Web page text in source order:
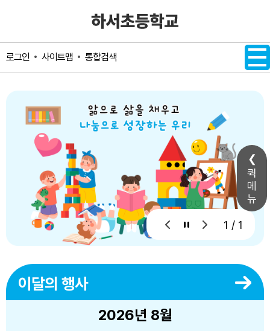
퀵
메
뉴
로그인 사이트맵 통합검색
1 / 1
이달의 행사
2026년 8월